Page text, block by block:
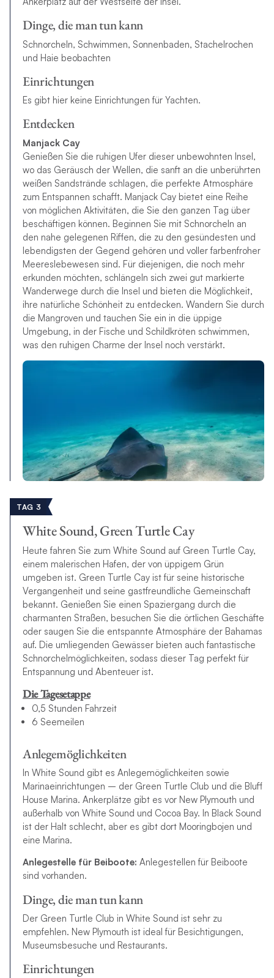
Dinge, die man tun kann
Schnorcheln, Schwimmen, Sonnenbaden, Stachelrochen
und Haie beobachten
Einrichtungen
Es gibt hier keine Einrichtungen für Yachten.
Entdecken
Manjack Cay
Genießen Sie die ruhigen Ufer dieser unbewohnten Insel,
wo das Geräusch der Wellen, die sanft an die unberührten
weißen Sandstrände schlagen, die perfekte Atmosphäre
zum Entspannen schafft. Manjack Cay bietet eine Reihe
von möglichen Aktivitäten, die Sie den ganzen Tag über
beschäftigen können. Beginnen Sie mit Schnorcheln an
den nahe gelegenen Riffen, die zu den gesündesten und
lebendigsten der Gegend gehören und voller farbenfroher
Meereslebewesen sind. Für diejenigen, die noch mehr
erkunden möchten, schlängeln sich zwei gut markierte
Wanderwege durch die Insel und bieten die Möglichkeit,
ihre natürliche Schönheit zu entdecken. Wandern Sie durch
die Mangroven und tauchen Sie ein in die üppige
Umgebung, in der Fische und Schildkröten schwimmen,
was den ruhigen Charme der Insel noch verstärkt.
TAG 3
White Sound, Green Turtle Cay
Heute fahren Sie zum White Sound auf Green Turtle Cay,
einem malerischen Hafen, der von üppigem Grün
umgeben ist. Green Turtle Cay ist für seine historische
Vergangenheit und seine gastfreundliche Gemeinschaft
bekannt. Genießen Sie einen Spaziergang durch die
charmanten Straßen, besuchen Sie die örtlichen Geschäfte
oder saugen Sie die entspannte Atmosphäre der Bahamas
auf. Die umliegenden Gewässer bieten auch fantastische
Schnorchelmöglichkeiten, sodass dieser Tag perfekt für
Entspannung und Abenteuer ist.
Die Tagesetappe
0,5 Stunden Fahrzeit
6 Seemeilen
Anlegemöglichkeiten
In White Sound gibt es Anlegemöglichkeiten sowie
Marinaeinrichtungen – der Green Turtle Club und die Bluff
House Marina. Ankerplätze gibt es vor New Plymouth und
außerhalb von White Sound und Cocoa Bay. In Black Sound
ist der Halt schlecht, aber es gibt dort Mooringbojen und
eine Marina.
Anlegestelle für Beiboote: Anlegestellen für Beiboote
sind vorhanden.
Dinge, die man tun kann
Der Green Turtle Club in White Sound ist sehr zu
empfehlen. New Plymouth ist ideal für Besichtigungen,
Museumsbesuche und Restaurants.
Einrichtungen